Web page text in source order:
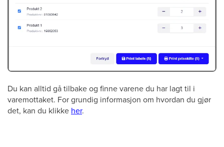
Du kan alltid gå tilbake og finne varene du har lagt til i
varemottaket. For grundig informasjon om hvordan du gjør
det, kan du klikke her.